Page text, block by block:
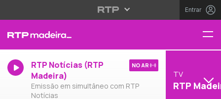
Entrar
RTP Notícias (RTP
Madeira)
Emissão em simultâneo com RTP
Notícias
NO AR
TV
RTP